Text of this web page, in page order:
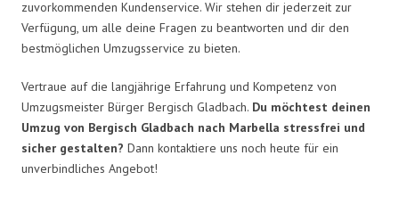
zuvorkommenden Kundenservice. Wir stehen dir jederzeit zur
Verfügung, um alle deine Fragen zu beantworten und dir den
bestmöglichen Umzugsservice zu bieten.
Vertraue auf die langjährige Erfahrung und Kompetenz von
Umzugsmeister Bürger Bergisch Gladbach. Du möchtest deinen
Umzug von Bergisch Gladbach nach Marbella stressfrei und
sicher gestalten? Dann kontaktiere uns noch heute für ein
unverbindliches Angebot!